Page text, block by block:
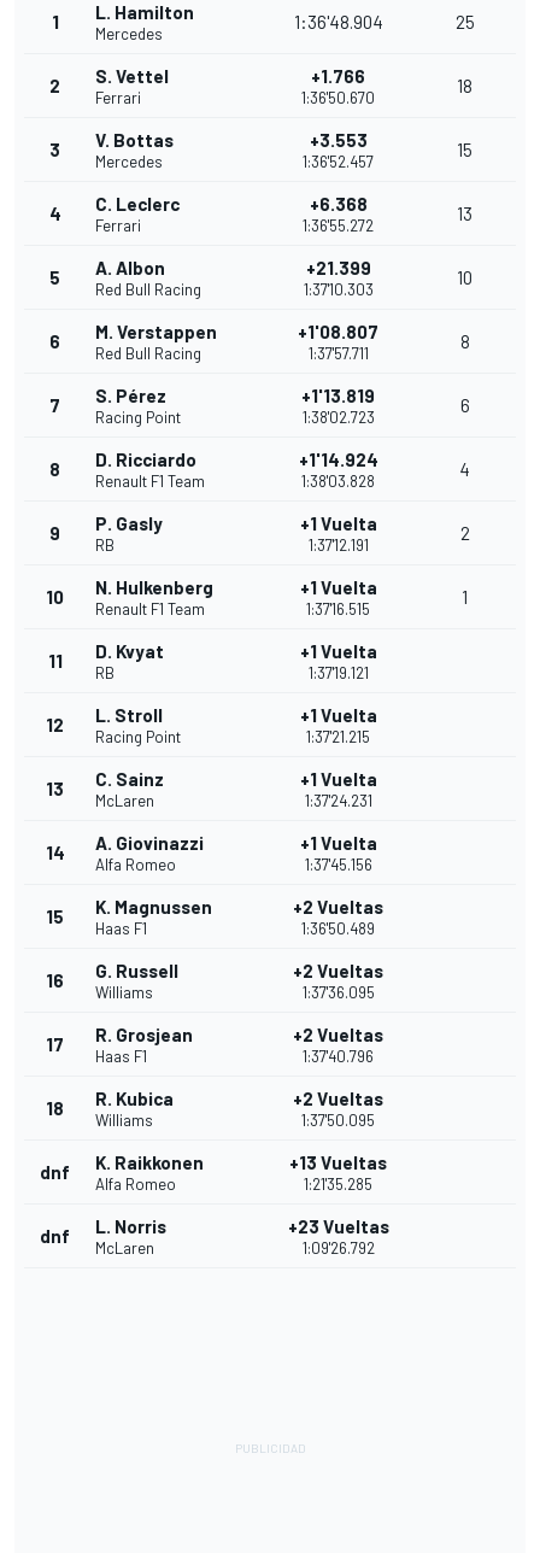
1 L. Hamilton
Mercedes
1:36'48.904 25
2 S. Vettel
Ferrari
+1.766
1:36'50.670
18
3 V. Bottas
Mercedes
+3.553
1:36'52.457
15
4 C. Leclerc
Ferrari
+6.368
1:36'55.272
13
5 A. Albon
Red Bull Racing
+21.399
1:37'10.303
10
6 M. Verstappen
Red Bull Racing
+1'08.807
1:37'57.711
8
7 S. Pérez
Racing Point
+1'13.819
1:38'02.723
6
8 D. Ricciardo
Renault F1 Team
+1'14.924
1:38'03.828
4
9 P. Gasly
RB
+1 Vuelta
1:37'12.191
2
10 N. Hulkenberg
Renault F1 Team
+1 Vuelta
1:37'16.515
1
11 D. Kvyat
RB
+1 Vuelta
1:37'19.121
12 L. Stroll
Racing Point
+1 Vuelta
1:37'21.215
13 C. Sainz
McLaren
+1 Vuelta
1:37'24.231
14 A. Giovinazzi
Alfa Romeo
+1 Vuelta
1:37'45.156
15 K. Magnussen
Haas F1
+2 Vueltas
1:36'50.489
16 G. Russell
Williams
+2 Vueltas
1:37'36.095
17 R. Grosjean
Haas F1
+2 Vueltas
1:37'40.796
18 R. Kubica
Williams
+2 Vueltas
1:37'50.095
dnf K. Raikkonen
Alfa Romeo
+13 Vueltas
1:21'35.285
dnf L. Norris
McLaren
+23 Vueltas
1:09'26.792